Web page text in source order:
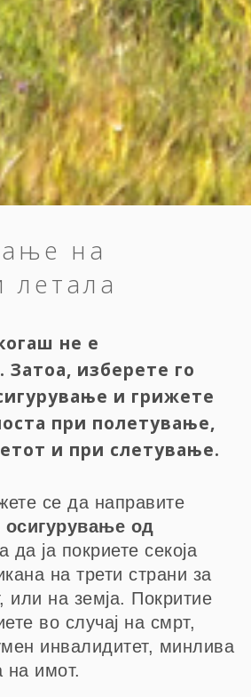
на
летала
не е
изберете го
и грижете
при полетување,
и при слетување.
се да направите
од
да ја покриете секоја
на трети страни за
или на земја. Покритие
во случај на смрт,
инвалидитет, минлива
на имот.